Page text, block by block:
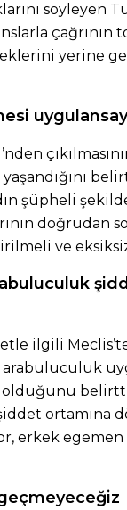
söyleyen
çağrının
yerine
şüpheli
doğrudan
ve
ilgili
olduğunu
ortamına
erkek egemen